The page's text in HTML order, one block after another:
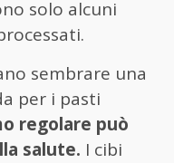
solo alcuni
sembrare una
per i pasti
regolare può
salute. I cibi